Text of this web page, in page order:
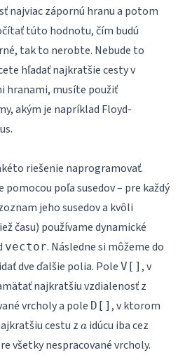
najviac zápornú hranu a potom
túto hodnotu, čím budú
tak to nerobte. Nebude to
hľadať najkratšie cesty v
hranami, musíte použiť
akým je napríklad Floyd-
riešenie naprogramovať.
pomocou poľa susedov – pre každý
jeho susedov a kvôli
času) používame dynamické
vector. Následne si môžeme do
dve ďalšie polia. Pole V[] , v
najkratšiu vzdialenosť z
vrcholy a pole D[] , v ktorom
cestu z a
a idúcu iba cez
všetky nespracované vrcholy.